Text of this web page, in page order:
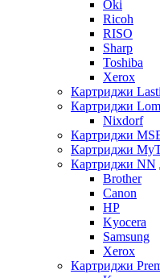
Oki
Ricoh
RISO
Sharp
Toshiba
Xerox
Картриджи
Картриджи
Nixdorf
Картриджи
Картриджи
Картриджи NN
Brother
Canon
HP
Kyocera
Samsung
Xerox
Картриджи